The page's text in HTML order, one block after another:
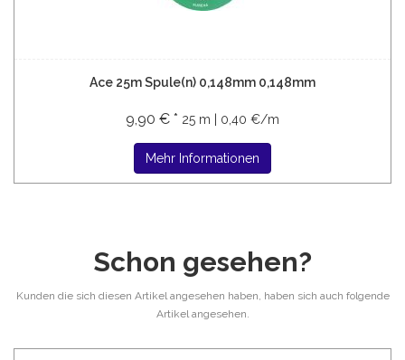
Ace 25m Spule(n) 0,148mm 0,148mm
9,90 € * 25 m | 0,40 €/m
Mehr Informationen
Schon gesehen?
Kunden die sich diesen Artikel angesehen haben, haben sich auch folgende
Artikel angesehen.